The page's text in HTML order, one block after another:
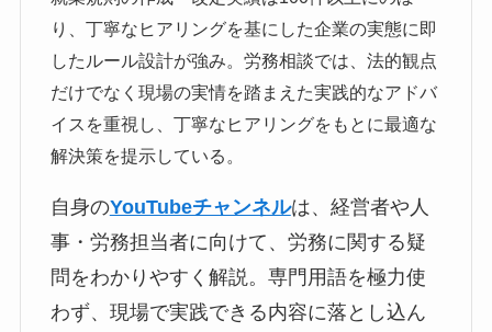
り、丁寧なヒアリングを基にした企業の実態に即
したルール設計が強み。労務相談では、法的観点
だけでなく現場の実情を踏まえた実践的なアドバ
イスを重視し、丁寧なヒアリングをもとに最適な
解決策を提示している。
自身のYouTubeチャンネルは、経営者や人
事・労務担当者に向けて、労務に関する疑
問をわかりやすく解説。専門用語を極力使
わず、現場で実践できる内容に落とし込ん